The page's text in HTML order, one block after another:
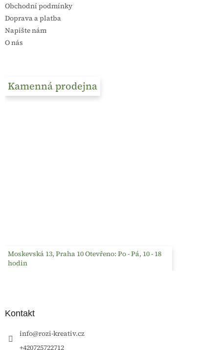
Obchodní podmínky
Doprava a platba
Napište nám
O nás
Kamenná prodejna
Moskevská 13, Praha 10 Otevřeno: Po - Pá, 10 - 18
hodin
Kontakt
info@rozi-kreativ.cz
+420725722712